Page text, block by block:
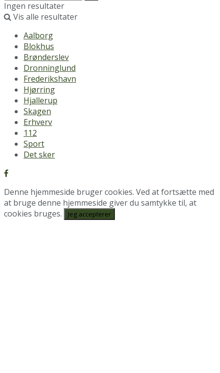
Ingen resultater
Vis alle resultater
Aalborg
Blokhus
Brønderslev
Dronninglund
Frederikshavn
Hjørring
Hjallerup
Skagen
Erhverv
112
Sport
Det sker
Denne hjemmeside bruger cookies. Ved at fortsætte med
at bruge denne hjemmeside giver du samtykke til, at
cookies bruges.
Jeg accepterer